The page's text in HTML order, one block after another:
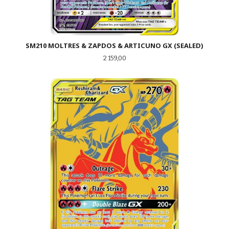
SM210 MOLTRES & ZAPDOS & ARTICUNO GX (SEALED)
Pris
2 159,00